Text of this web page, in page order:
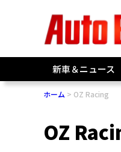
新車＆ニュース
ホーム OZ Racing
OZ